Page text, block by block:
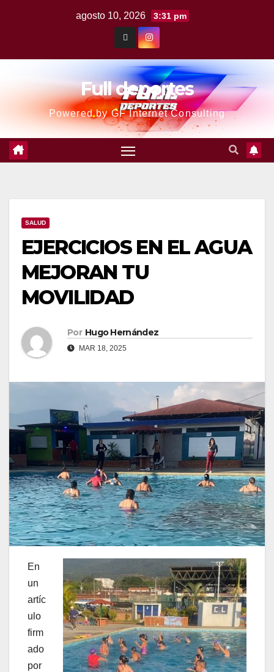
agosto 10, 2026 3:31 pm
Full deportes
Powered by GF Internet Consulting
SALUD
EJERCICIOS EN EL AGUA
MEJORAN TU
MOVILIDAD
Por Hugo Hernández
MAR 18, 2025
En
un
artíc
ulo
firm
ado
por